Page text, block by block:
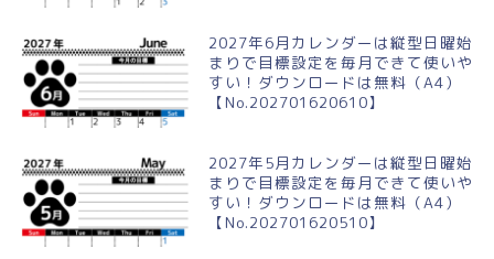
2027年6月カレンダーは縦型日曜始
まりで目標設定を毎月できて使いや
すい！ダウンロードは無料（A4）
【No.202701620610】
2027年5月カレンダーは縦型日曜始
まりで目標設定を毎月できて使いや
すい！ダウンロードは無料（A4）
【No.202701620510】